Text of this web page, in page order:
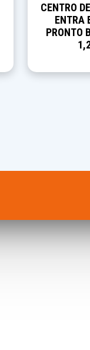
CENTRO
ENTRA
PRONTO